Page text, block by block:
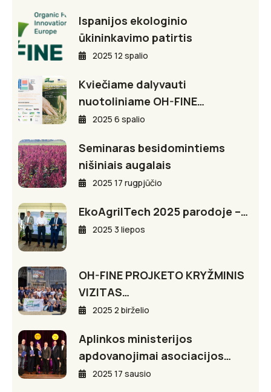
Ispanijos ekologinio
ūkininkavimo patirtis
2025 12 spalio
Kviečiame dalyvauti
nuotoliniame OH-FINE…
2025 6 spalio
Seminaras besidomintiems
nišiniais augalais
2025 17 rugpjūčio
EkoAgriITech 2025 parodoje –…
2025 3 liepos
OH-FINE PROJKETO KRYŽMINIS
VIZITAS…
2025 2 birželio
Aplinkos ministerijos
apdovanojimai asociacijos…
2025 17 sausio